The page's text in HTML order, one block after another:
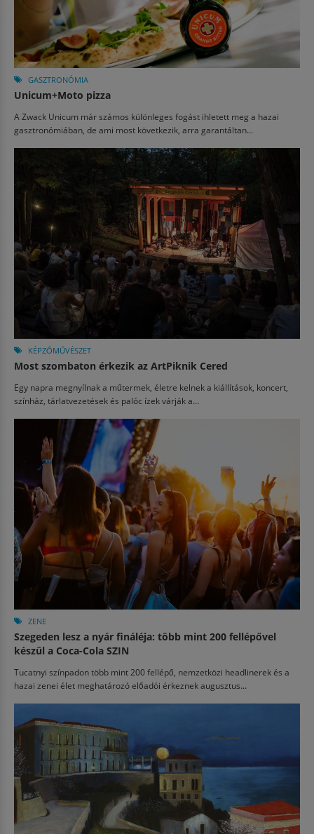
GASZTRONÓMIA
Unicum+Moto pizza
A Zwack Unicum már számos különleges fogást ihletett meg a hazai
gasztronómiában, de ami most következik, arra garantáltan...
KÉPZŐMŰVÉSZET
Most szombaton érkezik az ArtPiknik Cered
Egy napra megnyílnak a műtermek, életre kelnek a kiállítások, koncert,
színház, tárlatvezetések és palóc ízek várják a...
ZENE
Szegeden lesz a nyár fináléja: több mint 200 fellépővel
készül a Coca-Cola SZIN
Tucatnyi színpadon több mint 200 fellépő, nemzetközi headlinerek és a
hazai zenei élet meghatározó előadói érkeznek augusztus...